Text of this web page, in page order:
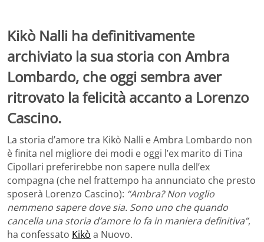
Kikò Nalli ha definitivamente
archiviato la sua storia con Ambra
Lombardo, che oggi sembra aver
ritrovato la felicità accanto a Lorenzo
Cascino.
La storia d’amore tra Kikò Nalli e Ambra Lombardo non
è finita nel migliore dei modi e oggi l’ex marito di Tina
Cipollari preferirebbe non sapere nulla dell’ex
compagna (che nel frattempo ha annunciato che presto
sposerà Lorenzo Cascino): “Ambra? Non voglio
nemmeno sapere dove sia. Sono uno che quando
cancella una storia d’amore lo fa in maniera definitiva”,
ha confessato Kikò a Nuovo.